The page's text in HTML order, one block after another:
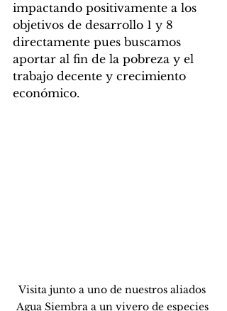
impactando positivamente a los
objetivos de desarrollo 1 y 8
directamente pues buscamos
aportar al fin de la pobreza y el
trabajo decente y crecimiento
económico.
Visita junto a uno de nuestros aliados
Agua Siembra a un vivero de especies